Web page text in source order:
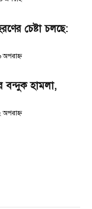
চেষ্টা চলছে:
বন্দুক হামলা,